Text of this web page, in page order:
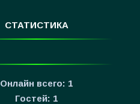
СТАТИСТИКА
Онлайн всего: 1
Гостей: 1